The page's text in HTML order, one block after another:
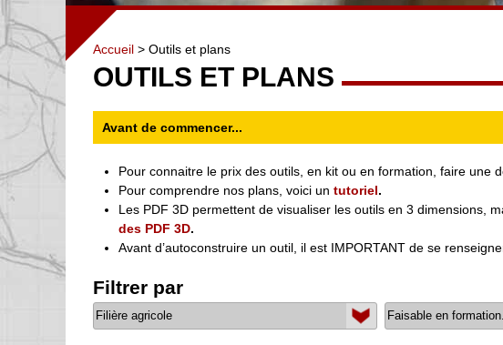
Accueil > Outils et plans
OUTILS ET PLANS
Avant de commencer...
Pour connaitre le prix des outils, en kit ou en formation, faire une
Pour comprendre nos plans, voici untutoriel.
Les PDF 3D permettent de visualiser les outils en 3 dimensions,
des PDF 3D.
Avant d’autoconstruire un outil, il est IMPORTANT de se
Filtrer par